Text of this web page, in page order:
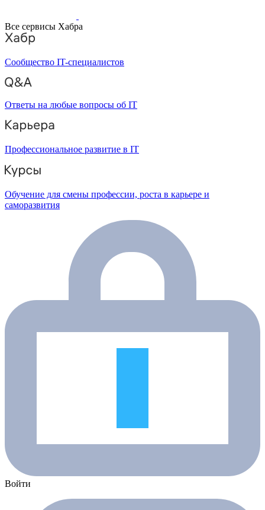
Все сервисы Хабра
Сообщество IT-специалистов
Ответы на любые вопросы об IT
Профессиональное развитие в IT
Обучение для смены профессии, роста в карьере и
саморазвития
Войти